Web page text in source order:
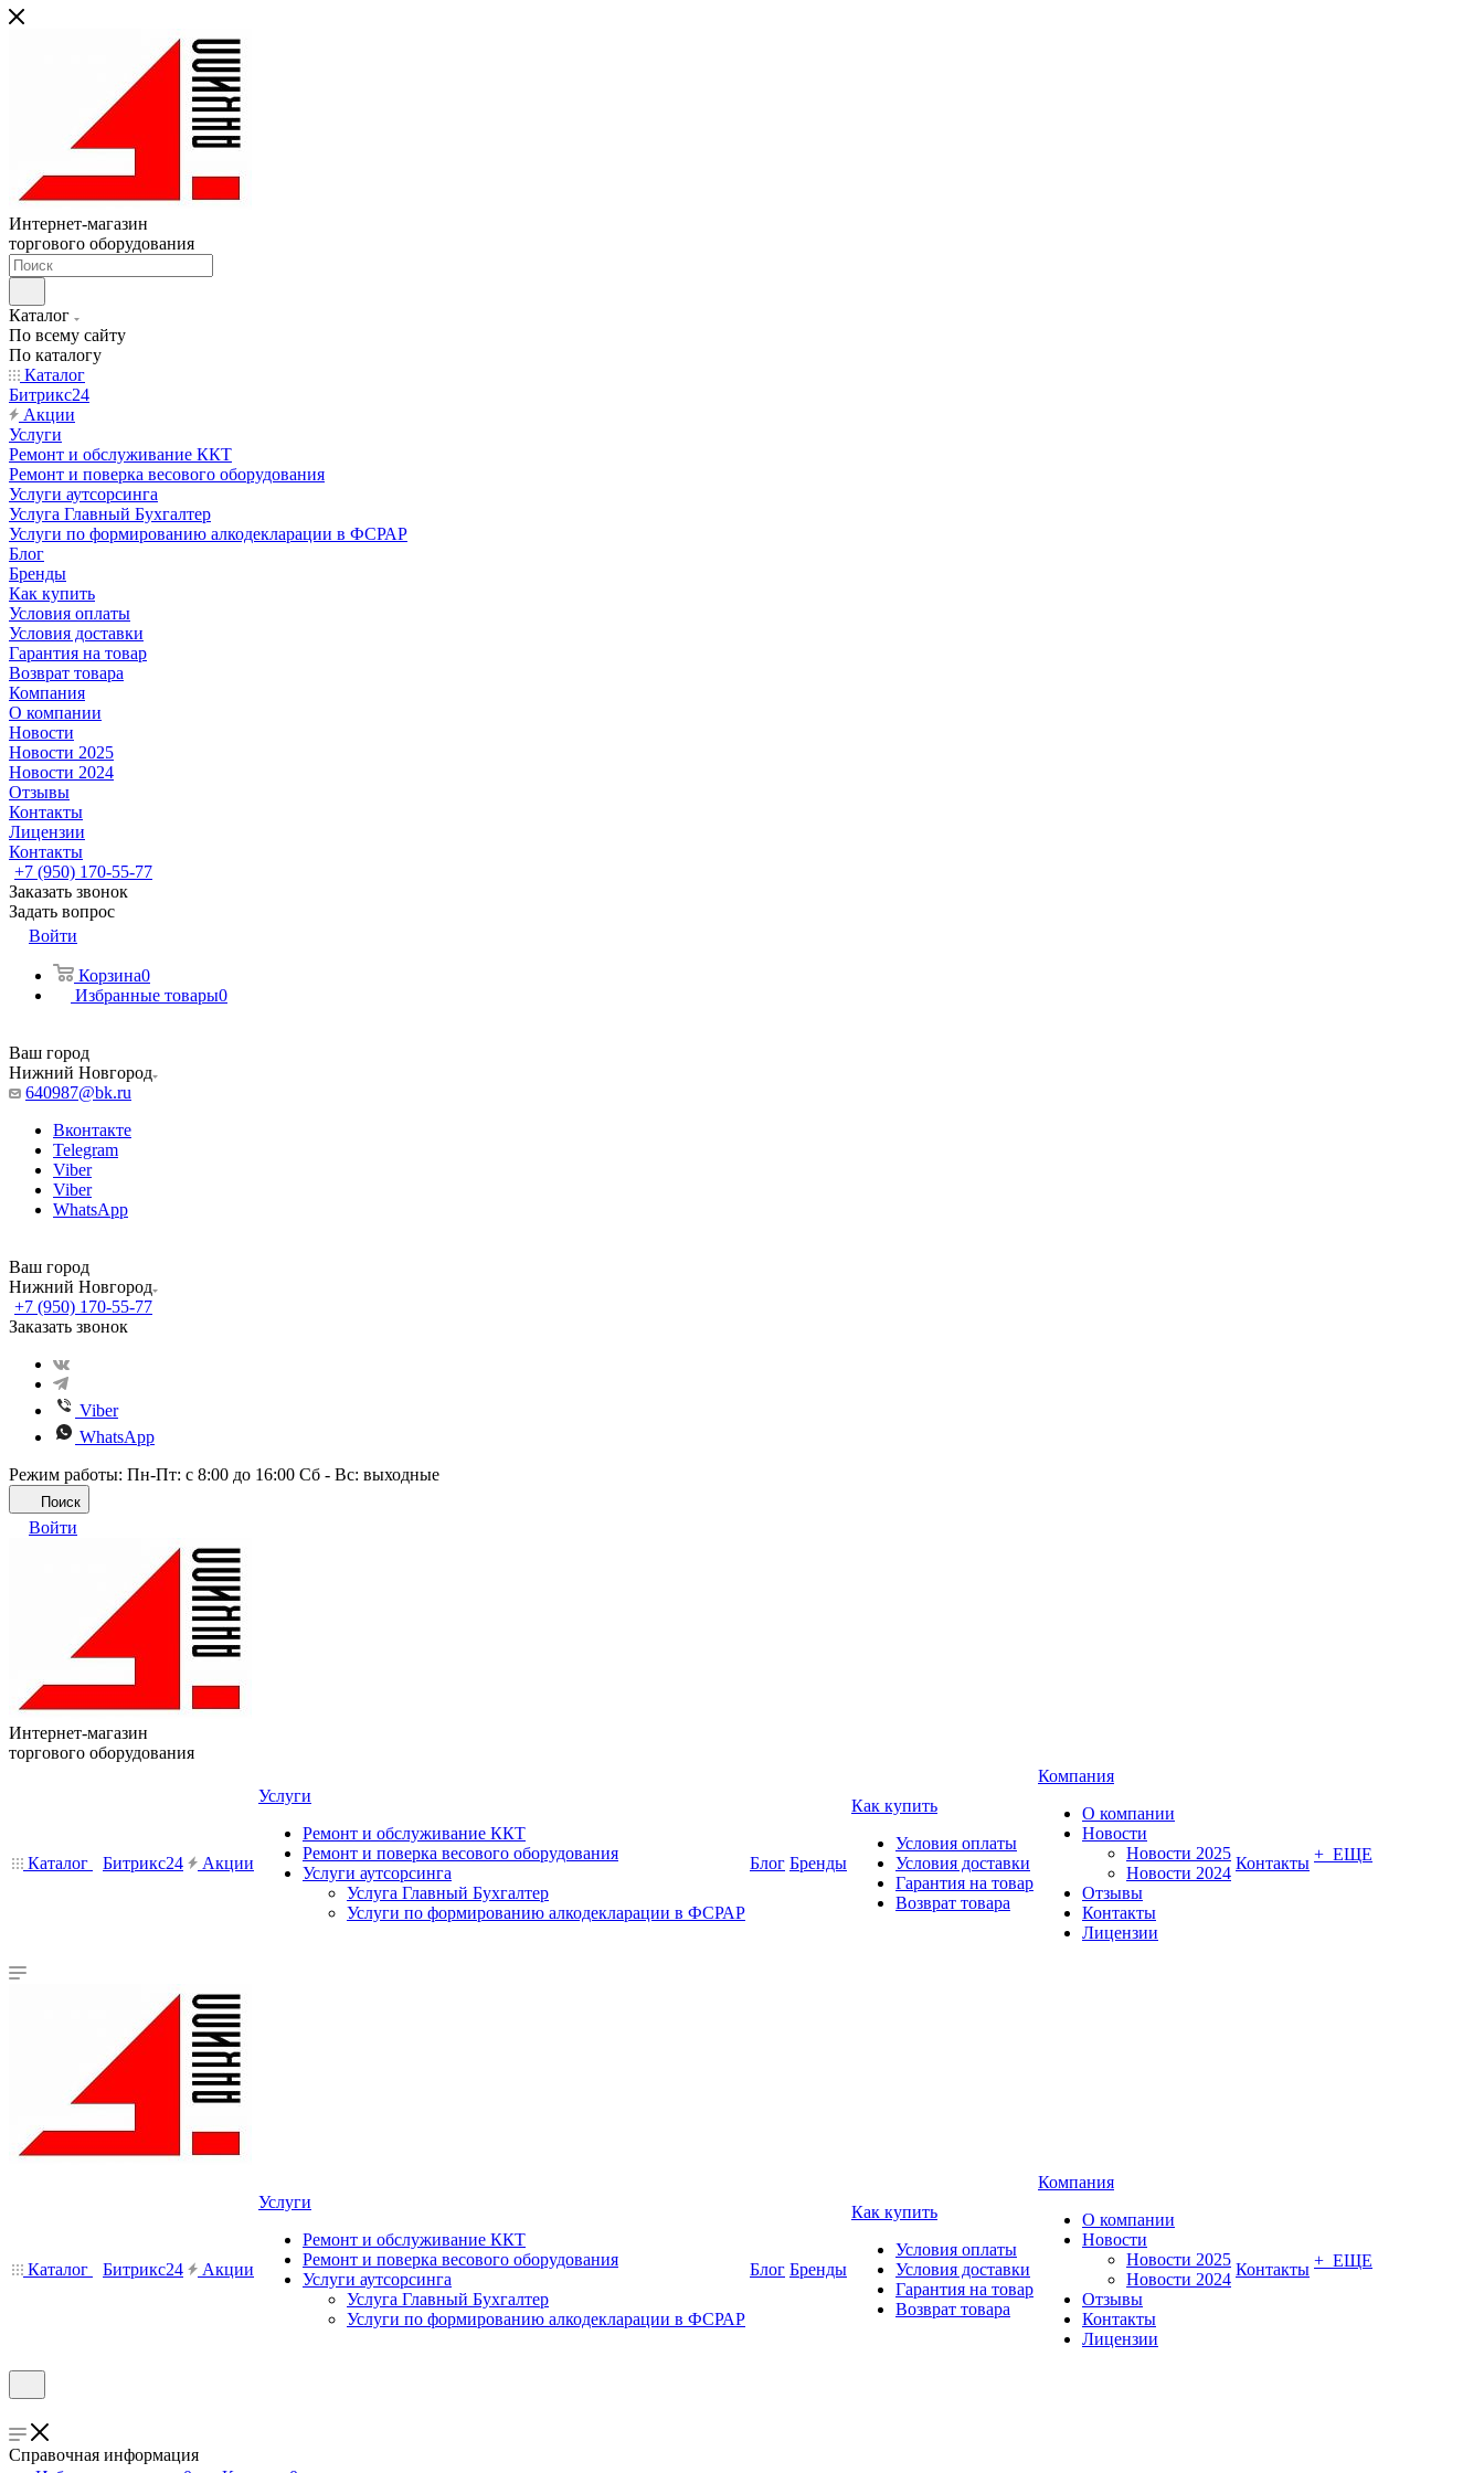
Интернет-магазин
торгового оборудования
Каталог
По всему сайту
По каталогу
Каталог
Битрикс24
Акции
Услуги
Ремонт и обслуживание ККТ
Ремонт и поверка весового оборудования
Услуги аутсорсинга
Услуга Главный Бухгалтер
Услуги по формированию алкодекларации в ФСРАР
Блог
Бренды
Как купить
Условия оплаты
Условия доставки
Гарантия на товар
Возврат товара
Компания
О компании
Новости
Новости 2025
Новости 2024
Отзывы
Контакты
Лицензии
Контакты
+7 (950) 170-55-77
Заказать звонок
Задать вопрос
Войти
Корзина0
Избранные товары0
Ваш город
Нижний Новгород
640987@bk.ru
Вконтакте
Telegram
Viber
Viber
WhatsApp
Ваш город
Нижний Новгород
+7 (950) 170-55-77
Заказать звонок
Viber
WhatsApp
Режим работы: Пн-Пт: с 8:00 до 16:00 Сб - Вс: выходные
Поиск
Войти
Интернет-магазин
торгового оборудования
Каталог Битрикс24 Акции
Услуги
Ремонт и обслуживание ККТ
Ремонт и поверка весового оборудования
Услуги аутсорсинга
Услуга Главный Бухгалтер
Услуги по формированию алкодекларации в ФСРАР
Блог Бренды
Как купить
Условия оплаты
Условия доставки
Гарантия на товар
Возврат товара
Компания
О компании
Новости
Новости 2025
Новости 2024
Отзывы
Контакты
Лицензии
Контакты + ЕЩЕ
Каталог Битрикс24 Акции
Услуги
Ремонт и обслуживание ККТ
Ремонт и поверка весового оборудования
Услуги аутсорсинга
Услуга Главный Бухгалтер
Услуги по формированию алкодекларации в ФСРАР
Блог Бренды
Как купить
Условия оплаты
Условия доставки
Гарантия на товар
Возврат товара
Компания
О компании
Новости
Новости 2025
Новости 2024
Отзывы
Контакты
Лицензии
Контакты + ЕЩЕ
Справочная информация